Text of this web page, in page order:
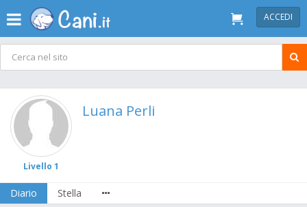
ACCEDI
Livello 1
Luana Perli
Diario Stella